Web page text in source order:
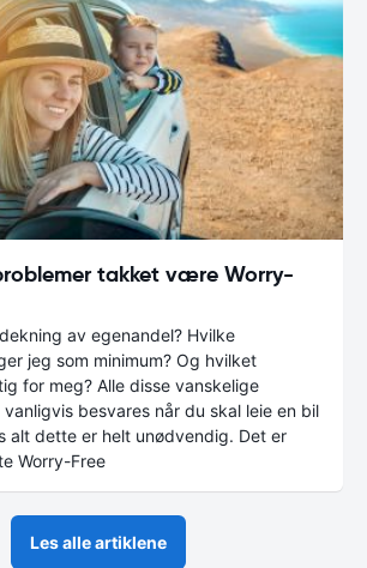
takket være Worry-
av egenandel? Hvilke
jeg som minimum? Og hvilket
for meg? Alle disse vanskelige
vanligvis besvares når du skal leie en bil
alt dette er helt unødvendig. Det er
Worry-Free
Les alle artiklene